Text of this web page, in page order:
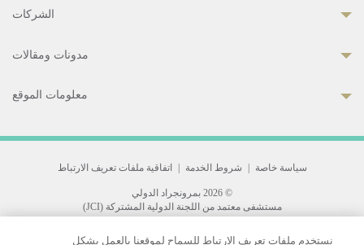
الشركات
مدونات ومقالات
معلومات الموقع
سياسة خاصة شروط الخدمة اتفاقية ملفات تعريف الارتباط
© 2026 بمرونجراد الدولي
مستشفى معتمد من اللجنة الدولية المشتركة (JCI)
33 Sukhumvit 3, Wattana, Bangkok 10110 Thailand.
نستخدم ملفات تعريف الارتباط للسماح لموقعنا بالعمل بشكل